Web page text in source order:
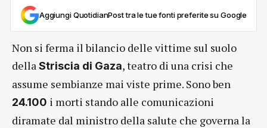
Aggiungi QuotidianPost tra le tue fonti preferite su Google
Non si ferma il bilancio delle vittime sul suolo
della Striscia di Gaza, teatro di una crisi che
assume sembianze mai viste prime. Sono ben
24.100 i morti stando alle comunicazioni
diramate dal ministro della salute che governa la